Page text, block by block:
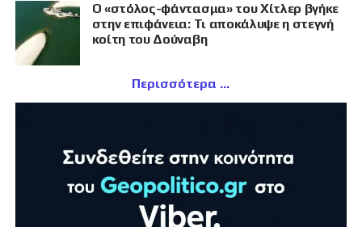
Ο «στόλος-φάντασμα» του Χίτλερ βγήκε
στην επιφάνεια: Τι αποκάλυψε η στεγνή
κοίτη του Δούναβη
Περισσότερα